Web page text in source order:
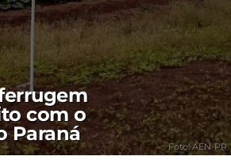
com o
Paraná
Foto: AEN-PR